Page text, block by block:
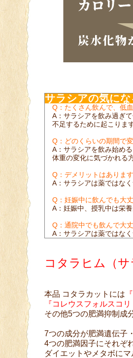
サラシアの気に
Q：たくさん飲んで、低
A：サラシアを飲み過ぎ
不足するために起こりま
Q：どのくらいの期間で
A：サラシアを飲み始め
体重の変化に気づかれる
Q：デメリットはありま
A：サラシアは薬ではな
Q：妊娠中に飲んでも大
A：妊娠中、授乳中は栄
Q：通院中でも飲んで大
A：サラシアは薬ではな
コタラヒム（
本品 コタラカットには
『コレウスフォルスコ
その他5つの肥満抑制成
7つの成分が肥満遺伝子
4つの肥満因子にそれぞ
ダイエットやメタボに